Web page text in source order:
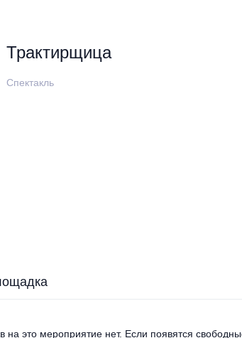
Трактирщица
Спектакль
на это мероприятие нет. Если появятся